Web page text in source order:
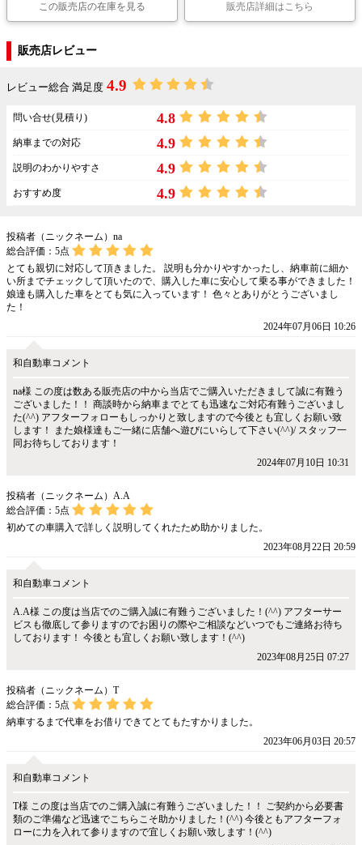
この販売店の在庫を見る 販売店詳細はこちら
販売店レビュー
レビュー総合 満足度 4.9
問い合せ(見積り) 4.8
納車までの対応 4.9
説明のわかりやすさ 4.9
おすすめ度 4.9
投稿者（ニックネーム）na
総合評価： 5点
とても親切に対応して頂きました。 説明も分かりやすかったし、納車前に細か
い所までチェックして頂いたので、購入した車に安心して乗る事ができました！
娘達も購入した車をとても気に入っています！ 色々とありがとうございまし
た！
2024年07月06日 10:26
和自動車コメント
na様 この度は数ある販売店の中から当店でご購入いただきまして誠に有難う
ございました！！ 商談時から納車までとても迅速なご対応有難うございまし
た(^^) アフターフォローもしっかりと致しますので今後とも宜しくお願い致
します！ また娘様達もご一緒に店舗へ遊びにいらして下さい(^^)/ スタッフ一
同お待ちしております！
2024年07月10日 10:31
投稿者（ニックネーム）A.A
総合評価： 5点
初めての車購入で詳しく説明してくれたため助かりました。
2023年08月22日 20:59
和自動車コメント
A.A様 この度は当店でのご購入誠に有難うございました！(^^) アフターサー
ビスも徹底して参りますのでお困りの際やご相談などいつでもご連絡お待ち
しております！ 今後とも宜しくお願い致します！(^^)
2023年08月25日 07:27
投稿者（ニックネーム）T
総合評価： 5点
納車するまで代車をお借りできてとてもたすかりました。
2023年06月03日 20:57
和自動車コメント
T様 この度は当店でのご購入誠に有難うございました！！ ご契約から必要書
類のご準備など迅速でこちらこそ助かりました！(^^) 今後ともアフターフォ
ローに力を入れて参りますので宜しくお願い致します！(^^)